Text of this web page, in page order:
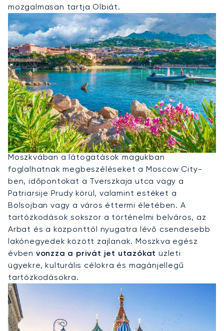
mozgalmasan tartja Olbiát.
Privát Jet Bérlése Moszkvába
Moszkvában a látogatások magukban
foglalhatnak megbeszéléseket a Moscow City-
ben, időpontokat a Tverszkaja utca vagy a
Patriarsije Prudy körül, valamint estéket a
Bolsojban vagy a város éttermi életében. A
tartózkodások sokszor a történelmi belváros, az
Arbat és a központtól nyugatra lévő csendesebb
lakónegyedek között zajlanak. Moszkva egész
évben vonzza a privát jet utazókat üzleti
ügyekre, kulturális célokra és magánjellegű
tartózkodásokra.